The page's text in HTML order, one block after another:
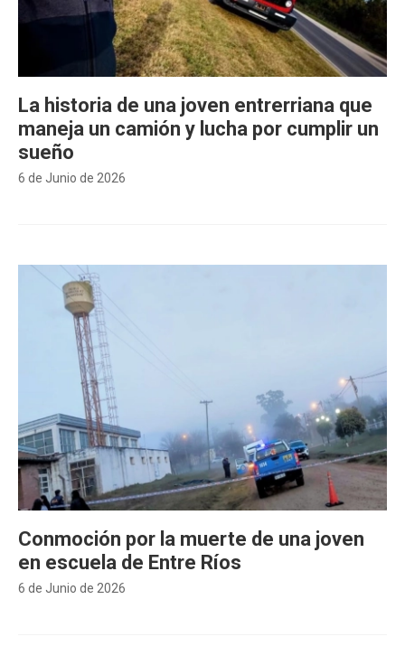
6 de Junio de 2026
La historia de una joven entrerriana que
maneja un camión y lucha por cumplir un
sueño
6 de Junio de 2026
Conmoción por la muerte de una joven
en escuela de Entre Ríos